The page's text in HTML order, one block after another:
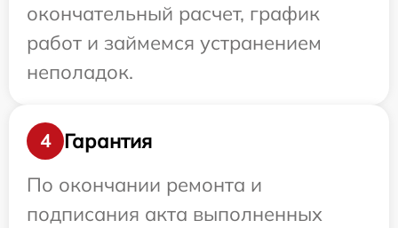
окончательный расчет, график
работ и займемся устранением
неполадок.
4
Гарантия
По окончании ремонта и
подписания акта выполненных